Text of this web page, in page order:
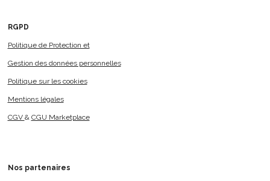
RGPD
Politique de Protection et
Gestion des données personnelles
Politique sur les cookies
Mentions légales
CGV & CGU Marketplace
Nos partenaires